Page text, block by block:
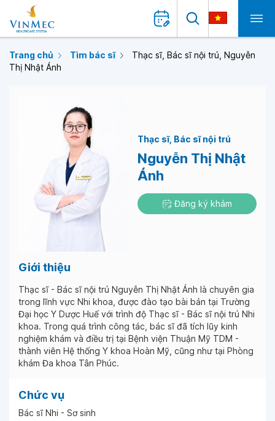
Trang chủ Tìm bác sĩ
Thạc sĩ, Bác sĩ nội trú, Nguyễn
Thị Nhật Ánh
Thạc sĩ Bác sĩ nội trú
Nguyễn Thị Nhật
Ánh
Đăng ký khám
Giới thiệu
Thạc sĩ - Bác sĩ nội trú Nguyễn Thị Nhật Ánh là chuyên gia
trong lĩnh vực Nhi khoa, được đào tạo bài bản tại Trường
Đại học Y Dược Huế với trình độ Thạc sĩ - Bác sĩ nội trú Nhi
khoa. Trong quá trình công tác, bác sĩ đã tích lũy kinh
nghiệm khám và điều trị tại Bệnh viện Thuận Mỹ TDM -
thành viên Hệ thống Y khoa Hoàn Mỹ, cũng như tại Phòng
khám Đa khoa Tân Phúc.
Chức vụ
Bác sĩ Nhi - Sơ sinh